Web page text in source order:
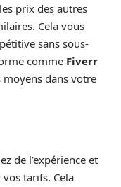
prix des autres
Cela vous
sans sous-
comme Fiverr
dans votre
de l’expérience et
tarifs. Cela